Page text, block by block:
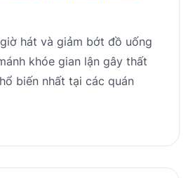
hát và giảm bớt đồ uống
khóe gian lận gây thất
biến nhất tại các quán